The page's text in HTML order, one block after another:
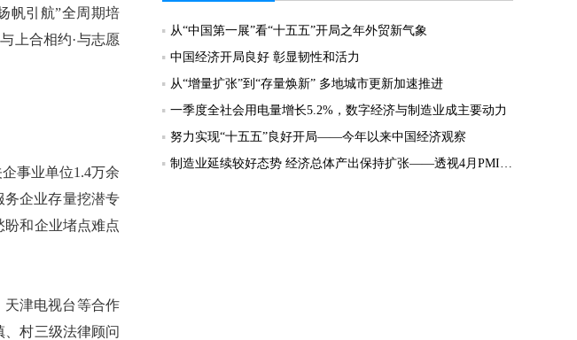
帆引航”全周期培
上合相约·与志愿
事业单位1.4万余
务企业存量挖潜专
和企业堵点难点
津电视台等合作
村三级法律顾问
从“中国第一展”看“十五五”开局之年外贸新气象
中国经济开局良好 彰显韧性和活力
从“增量扩张”到“存量焕新” 多地城市更新加速推进
一季度全社会用电量增长5.2%，数字经济与制造业成主要动力
努力实现“十五五”良好开局——今年以来中国经济观察
制造业延续较好态势 经济总体产出保持扩张——透视4月PMI数据